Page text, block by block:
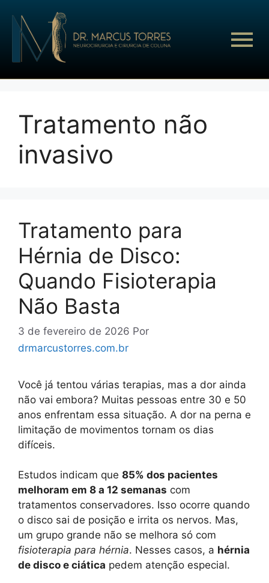
Tratamento não
invasivo
Tratamento para
Hérnia de Disco:
Quando Fisioterapia
Não Basta
3 de fevereiro de 2026 Por
drmarcustorres.com.br
Você já tentou várias terapias, mas a dor ainda
não vai embora? Muitas pessoas entre 30 e 50
anos enfrentam essa situação. A dor na perna e
limitação de movimentos tornam os dias
difíceis.
Estudos indicam que 85% dos pacientes
melhoram em 8 a 12 semanas com
tratamentos conservadores. Isso ocorre quando
o disco sai de posição e irrita os nervos. Mas,
um grupo grande não se melhora só com
fisioterapia para hérnia. Nesses casos, a hérnia
de disco e ciática pedem atenção especial.